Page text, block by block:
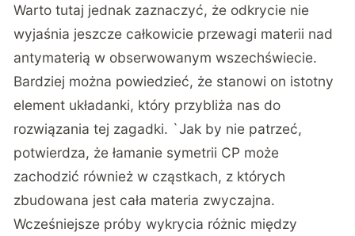
Warto tutaj jednak zaznaczyć, że odkrycie nie
wyjaśnia jeszcze całkowicie przewagi materii nad
antymaterią w obserwowanym wszechświecie.
Bardziej można powiedzieć, że stanowi on istotny
element układanki, który przybliża nas do
rozwiązania tej zagadki. `Jak by nie patrzeć,
potwierdza, że łamanie symetrii CP może
zachodzić również w cząstkach, z których
zbudowana jest cała materia zwyczajna.
Wcześniejsze próby wykrycia różnic między